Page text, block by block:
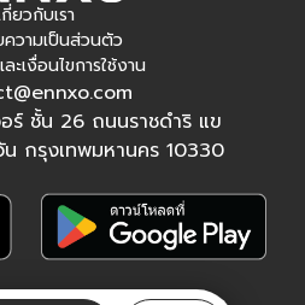
กี่ยวกับเรา
ความเป็นส่วนตัว
ะเงื่อนไขการใช้งาน
อร์ ชั้น 26 ถนนราชดำริ แข
กรุงเทพมหานคร 10330